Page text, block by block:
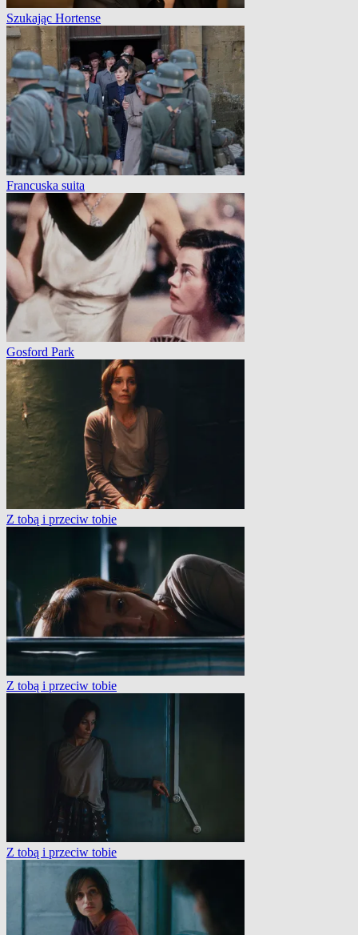
Szukając Hortense
Francuska suita
Gosford Park
Z tobą i przeciw tobie
Z tobą i przeciw tobie
Z tobą i przeciw tobie